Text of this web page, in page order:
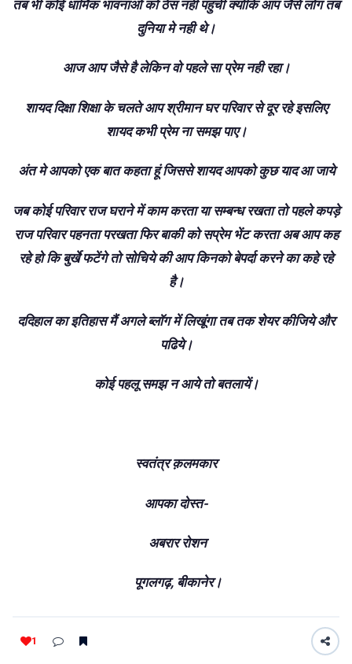
तब भी कोई धार्मिक भावनाओं को ठेस नही पहुंची क्योंकि आप जैसे लोग तब
दुनिया मे नही थे।
आज आप जैसे है लेकिन वो पहले सा प्रेम नही रहा।
शायद दिक्षा शिक्षा के चलते आप श्रीमान घर परिवार से दूर रहे इसलिए
शायद कभी प्रेम ना समझ पाए।
अंत मे आपको एक बात कहता हूं जिससे शायद आपको कुछ याद आ जाये
जब कोई परिवार राज घराने में काम करता या सम्बन्ध रखता तो पहले कपड़े
राज परिवार पहनता परखता फिर बाकी को सप्रेम भेंट करता अब आप कह
रहे हो कि बुर्खे फटेंगे तो सोचिये की आप किनको बेपर्दा करने का कहे रहे
है।
ददिहाल का इतिहास मैं अगले ब्लॉग में लिखूंगा तब तक शेयर कीजिये और
पढिये।
कोई पहलू समझ न आये तो बतलायें।
स्वतंत्र क़लमकार
आपका दोस्त-
अबरार रोशन
पूगलगढ़, बीकानेर।
1